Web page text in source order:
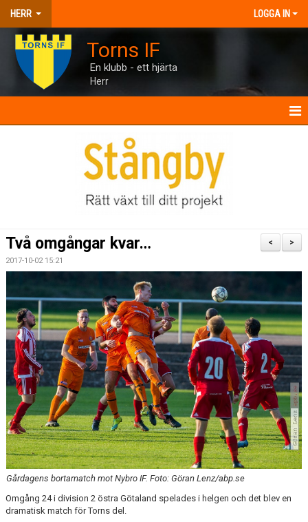
HERR LOGGA IN
Torns IF
En klubb - ett hjärta
Herr
TRUPPEN
ÅRETS TORNARE
>
<
Två omgångar kvar…
2017-10-02 15:21
Gårdagens bortamatch mot Nybro IF. Foto: Göran Lenz/abp.se
Omgång 24 i division 2 östra Götaland spelades i helgen och det blev en
dramatisk match för Torns del.